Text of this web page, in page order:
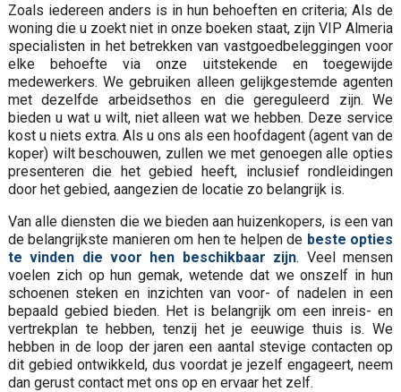
Zoals iedereen anders is in hun behoeften en criteria; Als de
woning die u zoekt niet in onze boeken staat, zijn VIP Almeria
specialisten in het betrekken van vastgoedbeleggingen voor
elke behoefte via onze uitstekende en toegewijde
medewerkers. We gebruiken alleen gelijkgestemde agenten
met dezelfde arbeidsethos en die gereguleerd zijn. We
bieden u wat u wilt, niet alleen wat we hebben. Deze service
kost u niets extra. Als u ons als een hoofdagent (agent van de
koper) wilt beschouwen, zullen we met genoegen alle opties
presenteren die het gebied heeft, inclusief rondleidingen
door het gebied, aangezien de locatie zo belangrijk is.
Van alle diensten die we bieden aan huizenkopers, is een van
de belangrijkste manieren om hen te helpen de beste opties
te vinden die voor hen beschikbaar zijn. Veel mensen
voelen zich op hun gemak, wetende dat we onszelf in hun
schoenen steken en inzichten van voor- of nadelen in een
bepaald gebied bieden. Het is belangrijk om een inreis- en
vertrekplan te hebben, tenzij het je eeuwige thuis is. We
hebben in de loop der jaren een aantal stevige contacten op
dit gebied ontwikkeld, dus voordat je jezelf engageert, neem
dan gerust contact met ons op en ervaar het zelf.